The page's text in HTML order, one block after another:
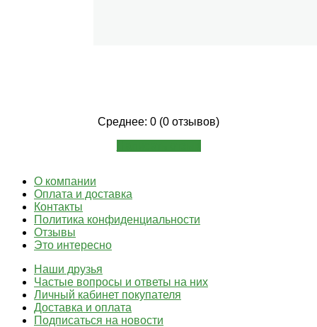
Среднее: 0 (0 отзывов)
О компании
Оплата и доставка
Контакты
Политика конфиденциальности
Отзывы
Это интересно
Наши друзья
Частые вопросы и ответы на них
Личный кабинет покупателя
Доставка и оплата
Подписаться на новости